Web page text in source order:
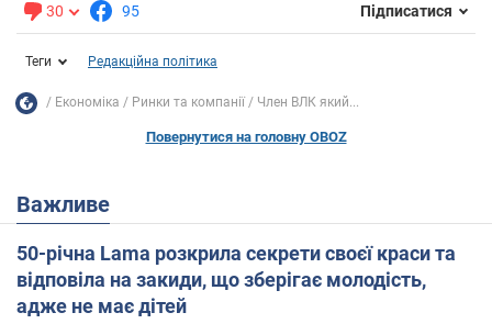
30 95 Підписатися
Теги Редакційна політика
Економіка Ринки та компанії Член ВЛК який...
Повернутися на головну OBOZ
Важливе
50-річна Lama розкрила секрети своєї краси та
відповіла на закиди, що зберігає молодість,
адже не має дітей